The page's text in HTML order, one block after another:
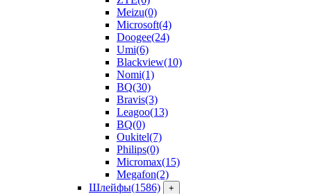
Meizu(0)
Microsoft(4)
Doogee(24)
Umi(6)
Blackview(10)
Nomi(1)
BQ(30)
Bravis(3)
Leagoo(13)
BQ(0)
Oukitel(7)
Philips(0)
Micromax(15)
Megafon(2)
Шлейфы(1586) +